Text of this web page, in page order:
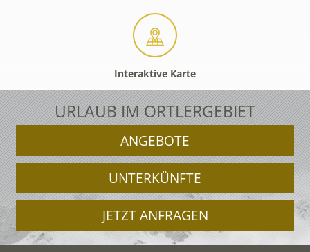
Interaktive Karte
URLAUB IM ORTLERGEBIET
ANGEBOTE
UNTERKÜNFTE
JETZT ANFRAGEN